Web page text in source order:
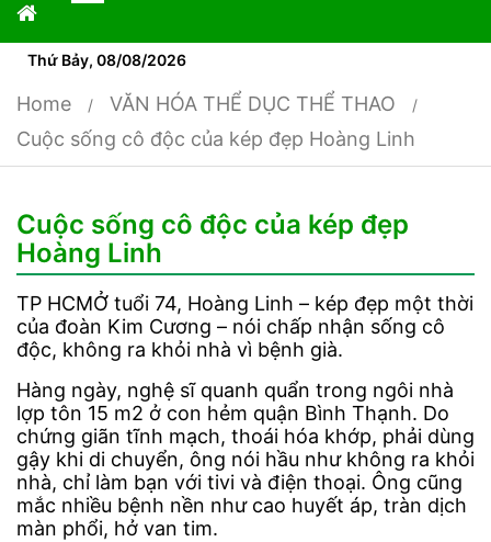
Thứ Bảy, 08/08/2026
Home
VĂN HÓA THỂ DỤC THỂ THAO
Cuộc sống cô độc của kép đẹp Hoàng Linh
Cuộc sống cô độc của kép đẹp
Hoàng Linh
TP HCMỞ tuổi 74, Hoàng Linh – kép đẹp một thời
của đoàn Kim Cương – nói chấp nhận sống cô
độc, không ra khỏi nhà vì bệnh già.
Hàng ngày, nghệ sĩ quanh quẩn trong ngôi nhà
lợp tôn 15 m2 ở con hẻm quận Bình Thạnh. Do
chứng giãn tĩnh mạch, thoái hóa khớp, phải dùng
gậy khi di chuyển, ông nói hầu như không ra khỏi
nhà, chỉ làm bạn với tivi và điện thoại. Ông cũng
mắc nhiều bệnh nền như cao huyết áp, tràn dịch
màn phổi, hở van tim.